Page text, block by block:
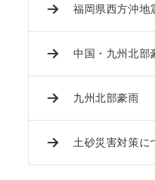
福岡県西方沖地
中国・九州北部
九州北部豪雨
土砂災害対策に